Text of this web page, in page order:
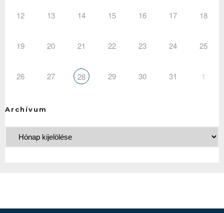
12 13 14 15 16 17 18
19 20 21 22 23 24 25
26 27 28 29 30 31 1
Archívum